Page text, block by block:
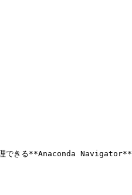
きる**Anaconda Navigator**と